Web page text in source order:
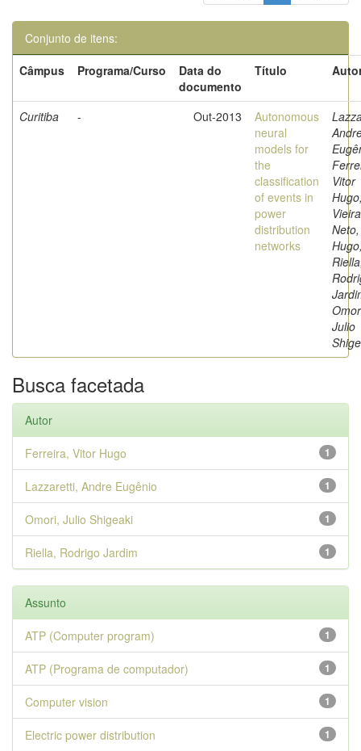
Conjunto de itens:
Câmpus
Programa/Curso
Data do
documento
Título
Curitiba - Out-2013
Autonomous
neural
models for
the
classification
of events in
power
distribution
networks
Vitor
Vieira
Neto,
Julio
Busca facetada
Autor
1
Ferreira, Vitor Hugo
1
Lazzaretti, Andre Eugênio
1
Omori, Julio Shigeaki
1
Riella, Rodrigo Jardim
Assunto
1
ATP (Computer program)
1
ATP (Programa de computador)
1
Computer vision
1
Electric power distribution